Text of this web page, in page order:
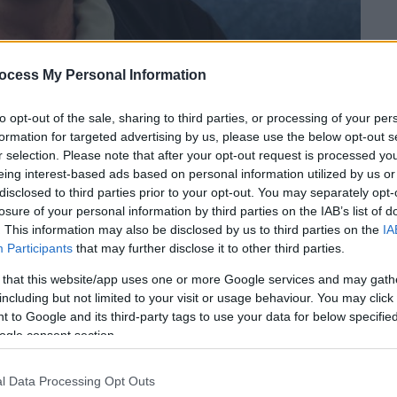
My Personal Information
opt-out of the sale, sharing to third parties, or processing of your
for targeted advertising by us, please use the below opt-out
selection. Please note that after your opt-out request is processed
interest-based ads based on personal information utilized by us
to third parties prior to your opt-out. You may separately
of your personal information by third parties on the IAB’s list of
This information may also be disclosed by us to third parties on the
Participants that may further disclose it to other third parties.
that this website/app uses one or more Google services and may
but not limited to your visit or usage behaviour. You may
to Google and its third-party tags to use your data for below
consent section.
Data Processing Opt Outs
το ΕΘΝΟΣ στη Google
νέου κόμματος από τονΑλέξη Τσίπρα
Κατσέλη, η οποία εκτίμησε σε
πολιτική συγκυρία, μία τέτοια
.